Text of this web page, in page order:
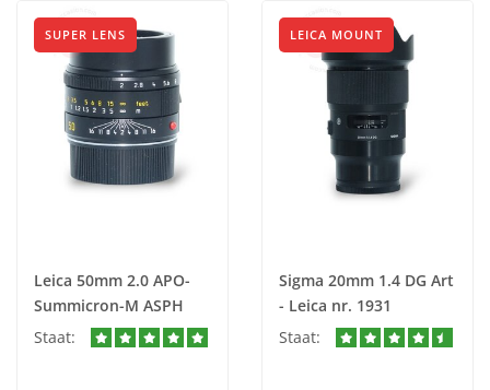
SUPER LENS
Leica 50mm 2.0 APO-
Summicron-M ASPH
(11141) nr. 2191
Staat:
LEICA MOUNT
Sigma 20mm 1.4 DG Art
- Leica nr. 1931
Staat: